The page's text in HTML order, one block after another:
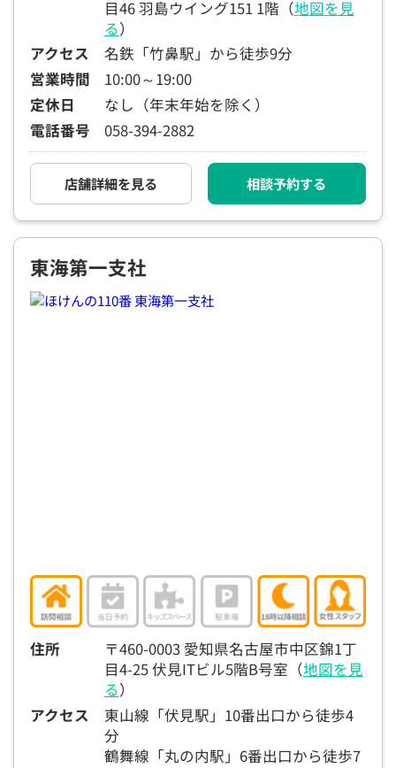
目46 羽島ウイング151 1階（地図を見
る）
アクセス
名鉄「竹鼻駅」から徒歩9分
営業時間
10:00～19:00
定休日
なし（年末年始を除く）
電話番号
058-394-2882
店舗詳細を見る 相談予約する
東海第一支社
住所
〒460-0003 愛知県名古屋市中区錦1丁
目4-25 伏見ITビル5階B号室（地図を見
る）
アクセス
東山線「伏見駅」10番出口から徒歩4
分
鶴舞線「丸の内駅」6番出口から徒歩7